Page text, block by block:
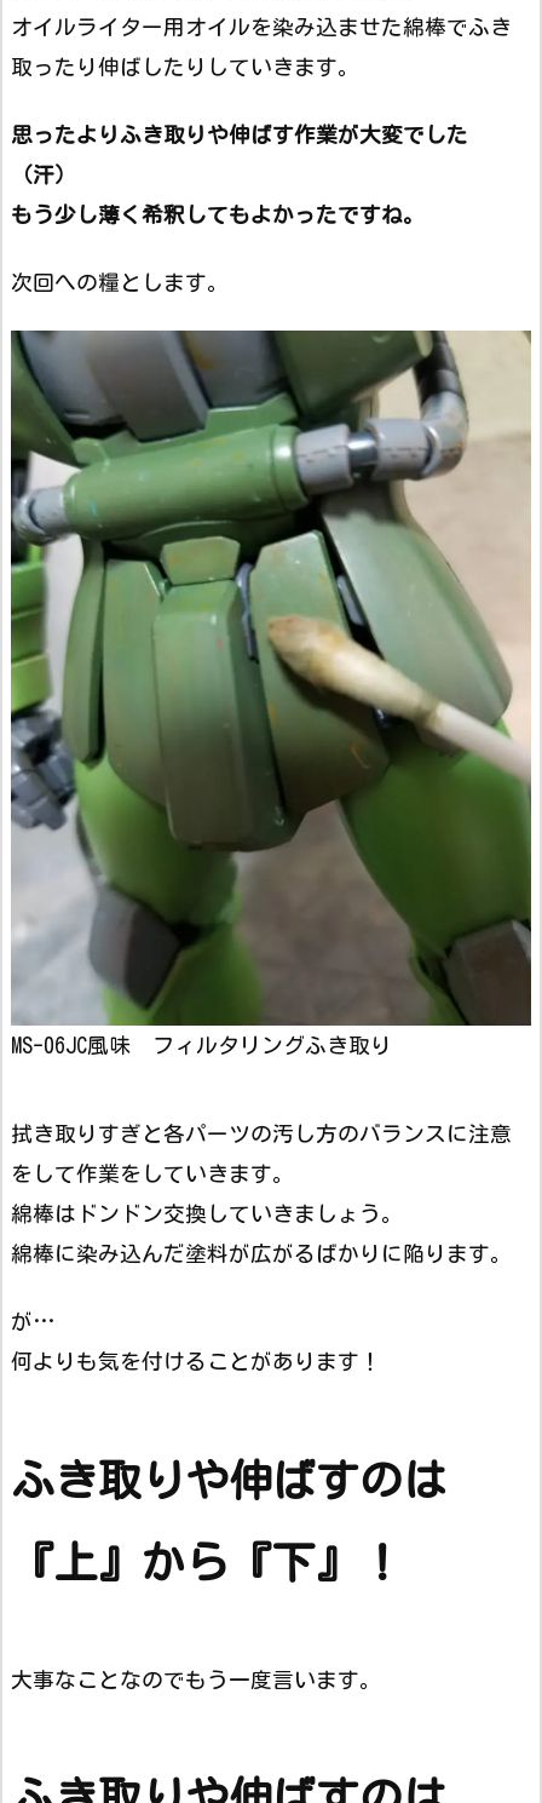
オイルライター用オイルを染み込ませた綿棒でふき
取ったり伸ばしたりしていきます。
思ったよりふき取りや伸ばす作業が大変でした
（汗）
もう少し薄く希釈してもよかったですね。
次回への糧とします。
MS-06JC風味 フィルタリングふき取り
拭き取りすぎと各パーツの汚し方のバランスに注意
をして作業をしていきます。
綿棒はドンドン交換していきましょう。
綿棒に染み込んだ塗料が広がるばかりに陥ります。
が…
何よりも気を付けることがあります！
ふき取りや伸ばすのは
『上』から『下』！
大事なことなのでもう一度言います。